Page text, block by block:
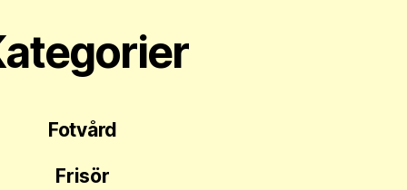
Fotvård
Frisör